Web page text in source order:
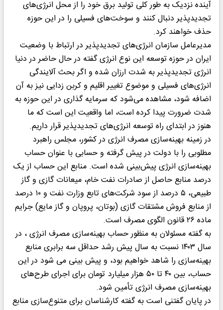
آینده نزدیک به طور کلی تولید برق خود را از محل انرژی‌های
تجدیدپذیر دنبال کنند و سوخت‌های فسیلی را در این حوزه
حذف خواهند کرد.
مدیرعامل سازمان انرژی‌های تجدیدپذیر در ارتباط با وضعیت
ایران در حوزه توسعه این نوع انرژی گفته در حال حاضر در دنیا
انرژی تجدیدپذیر به شدت ارزان شده و اگر بحث آلایندگی
انرژی‌های فسیلی و موضوع تغییر اقلیم و کربن زدایی نیز به آن
اضافه شود، مشاهده می‌شود که سرمایه گذاری در این حوزه به
شدت ضرورت پیدا کرده است، اما واقعیت این است که ما
هنوز در ابتدای راه توسعه انرژی‌های تجدیدپذیر قرار داریم.
در زمینه بهینه‌سازی مصرف انرژی در کشور، مجلس راهبرد
مطلوبی را با دولت در پیش گرفته و حسابی با عنوان حساب
بهینه‌سازی انرژی پیش‌بینی شده است. منابع این حساب از یک
درصد منابع حاصل از صادرات نفت خام، میعانات گازی و گاز
طبیعی، ۵ درصد از سود شرکت‌های تابع وزارت نفت و ۱۰ درصد
از منابع فروش مشتقات گازی (بوتان، پروپان و گاز مایع) جرایم
ماده ۲۶ قانون الگوی مصرف است.
به گفته مسئولان به منظور حساب بهینه‌سازی مصرف انرژی ، در
سال ۱۴۰۳ نسبت به سال پیش رشد حداقل سه برابری منابع
بهینه‌سازی را شاهد خواهیم بود، و پیش بینی می شود در این
حساب، بین ۴۰ تا ۵۰ هزار میلیارد تومان برای اجرای طرح‌های
بهینه‌سازی مصرف انرژی تأمین شود.
در پایان گفتنی است به گفته کارشناسان برای متنوع‌سازی منابع